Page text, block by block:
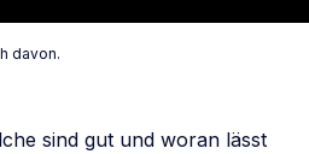
davon.
sind gut und woran lässt